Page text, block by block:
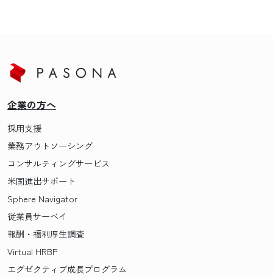
企業の方へ
採用支援
業務アウトソーシング
コンサルティングサービス
米国進出サポート
Sphere Navigator
従業員サーベイ
報酬・福利厚生調査
Virtual HRBP
エグゼクティブ成長プログラム